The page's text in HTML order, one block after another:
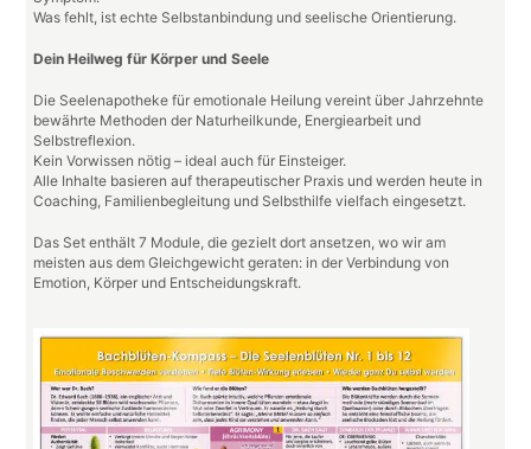
Was fehlt, ist echte Selbstanbindung und seelische Orientierung.
Dein Heilweg für Körper und Seele
Die Seelenapotheke für emotionale Heilung vereint über Jahrzehnte
bewährte Methoden der Naturheilkunde, Energiearbeit und
Selbstreflexion.
Kein Vorwissen nötig – ideal auch für Einsteiger.
Alle Inhalte basieren auf therapeutischer Praxis und werden heute in
Coaching, Familienbegleitung und Selbsthilfe vielfach eingesetzt.
Das Set enthält 7 Module, die gezielt dort ansetzen, wo wir am
meisten aus dem Gleichgewicht geraten: in der Verbindung von
Emotion, Körper und Entscheidungskraft.